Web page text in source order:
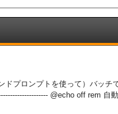
ドプロンプトを使って）バッ
@echo off rem 自